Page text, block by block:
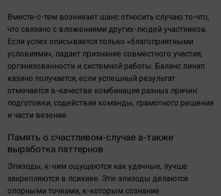
Вместе-с-тем возникает шанс относить случаю то-что,
что связано с вложениями других-людей участников.
Если успех описывается только «благоприятными
условиями», падает признание совместного участия,
организованности и системной работы. Баланс пинап
казино получается, если успешный результат
отмечается в-качестве комбинация разных причин:
подготовки, содействия команды, грамотного решения
и части везения.
Память о счастливом-случае а-также
выработка паттернов
Эпизоды, к-ним ощущаются как удачные, лучше
закрепляются в психике. Эти-эпизоды делаются
опорными точками, к-которым сознание